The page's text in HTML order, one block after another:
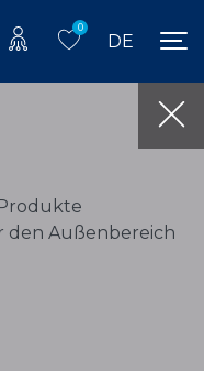
0
DE
den Außenbereich